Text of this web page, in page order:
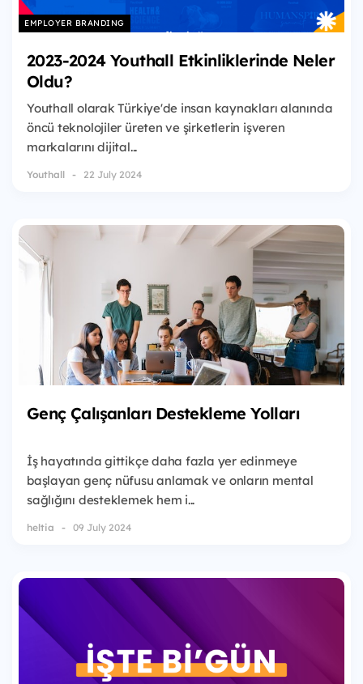
EMPLOYER BRANDING
2023-2024 Youthall Etkinliklerinde Neler
Oldu?
Youthall olarak Türkiye'de insan kaynakları alanında
öncü teknolojiler üreten ve şirketlerin işveren
markalarını dijital...
Youthall 22 July 2024
Genç Çalışanları Destekleme Yolları
İş hayatında gittikçe daha fazla yer edinmeye
başlayan genç nüfusu anlamak ve onların mental
sağlığını desteklemek hem i...
heltia 09 July 2024